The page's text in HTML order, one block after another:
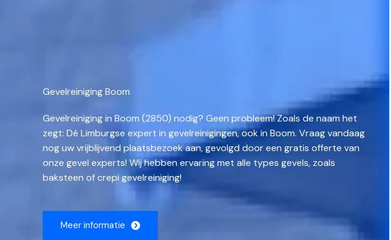
Gevelreiniging Boom
Gevelreiniging in Boom (2850) nodig? Geen probleem! Zoals de naam het
zegt: Dé Limburgse expert in gevelreinigingen, ook in Boom. Vraag vandaag
nog uw vrijblijvend plaatsbezoek aan, gevolgd door een gratis offerte van
onze gevel experts! Wij hebben ervaring met alle types gevels, zoals
baksteen of crepi gevelreiniging!
Meer informatie